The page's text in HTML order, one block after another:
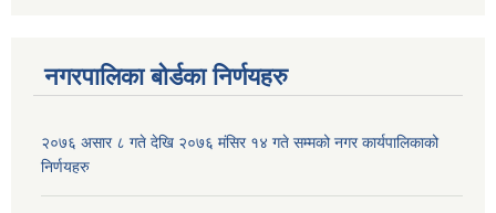
नगरपालिका बोर्डका निर्णयहरु
२०७६ असार ८ गते देखि २०७६ मंसिर १४ गते सम्मको नगर कार्यपालिकाको
निर्णयहरु